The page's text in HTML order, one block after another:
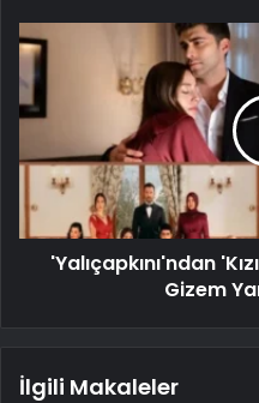
'Yalıçapkını'ndan
Gizem
İlgili Makaleler